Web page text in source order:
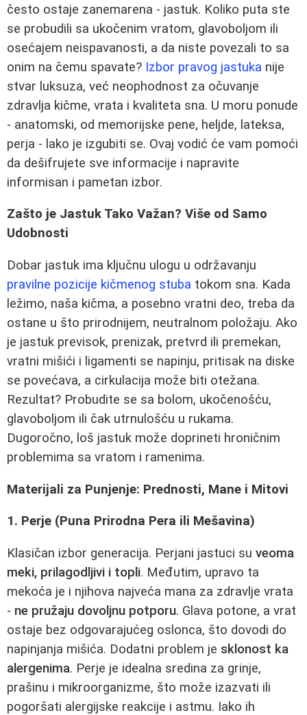
često ostaje zanemarena - jastuk. Koliko puta ste
se probudili sa ukočenim vratom, glavoboljom ili
osećajem neispavanosti, a da niste povezali to sa
onim na čemu spavate? Izbor pravog jastuka nije
stvar luksuza, već neophodnost za očuvanje
zdravlja kičme, vrata i kvaliteta sna. U moru ponude
- anatomski, od memorijske pene, heljde, lateksa,
perja - lako je izgubiti se. Ovaj vodić će vam pomoći
da dešifrujete sve informacije i napravite
informisan i pametan izbor.
Zašto je Jastuk Tako Važan? Više od Samo
Udobnosti
Dobar jastuk ima ključnu ulogu u održavanju
pravilne pozicije kičmenog stuba tokom sna. Kada
ležimo, naša kičma, a posebno vratni deo, treba da
ostane u što prirodnijem, neutralnom položaju. Ako
je jastuk previsok, prenizak, pretvrd ili premekan,
vratni mišići i ligamenti se napinju, pritisak na diske
se povećava, a cirkulacija može biti otežana.
Rezultat? Probudite se sa bolom, ukočenošću,
glavoboljom ili čak utrnulošću u rukama.
Dugoročno, loš jastuk može doprineti hroničnim
problemima sa vratom i ramenima.
Materijali za Punjenje: Prednosti, Mane i Mitovi
1. Perje (Puna Prirodna Pera ili Mešavina)
Klasičan izbor generacija. Perjani jastuci su veoma
meki, prilagodljivi i topli. Međutim, upravo ta
mekoća je i njihova najveća mana za zdravlje vrata
- ne pružaju dovoljnu potporu. Glava potone, a vrat
ostaje bez odgovarajućeg oslonca, što dovodi do
napinjanja mišića. Dodatni problem je sklonost ka
alergenima. Perje je idealna sredina za grinje,
prašinu i mikroorganizme, što može izazvati ili
pogoršati alergijske reakcije i astmu. Iako ih